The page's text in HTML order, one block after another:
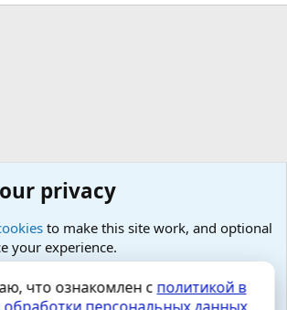
Гостей - анонимно
(RU)
privacy
to make this site work, and optional
your experience.
and configure your preferences
что ознакомлен с политикой в